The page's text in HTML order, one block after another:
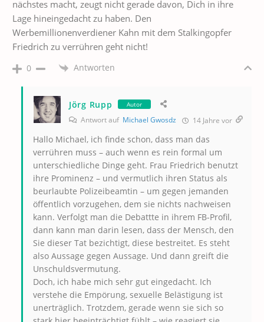
nächstes macht, zeugt nicht gerade davon, Dich in ihre
Lage hineingedacht zu haben. Den
Werbemillionenverdiener Kahn mit dem Stalkingopfer
Friedrich zu verrühren geht nicht!
0 Antworten
Jörg Rupp Autor
Antwort auf Michael Gwosdz 14 Jahre vor
Hallo Michael, ich finde schon, dass man das
verrühren muss – auch wenn es rein formal um
unterschiedliche Dinge geht. Frau Friedrich benutzt
ihre Prominenz – und vermutlich ihren Status als
beurlaubte Polizeibeamtin – um gegen jemanden
öffentlich vorzugehen, dem sie nichts nachweisen
kann. Verfolgt man die Debattte in ihrem FB-Profil,
dann kann man darin lesen, dass der Mensch, den
Sie dieser Tat bezichtigt, diese bestreitet. Es steht
also Aussage gegen Aussage. Und dann greift die
Unschuldsvermutung.
Doch, ich habe mich sehr gut eingedacht. Ich
verstehe die Empörung, sexuelle Belästigung ist
unerträglich. Trotzdem, gerade wenn sie sich so